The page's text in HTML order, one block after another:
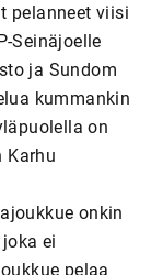
pelanneet viisi
Seinäjoelle
ja Sundom
kummankin
on
Karhu
onkin
ei
pelaa